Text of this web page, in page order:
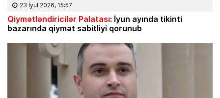
23 İyul 2026, 15:57
Qiymətləndiricilər Palatası: İyun ayında tikinti
bazarında qiymət sabitliyi qorunub